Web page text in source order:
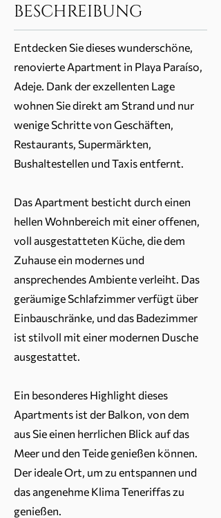
BESCHREIBUNG
Entdecken Sie dieses wunderschöne,
renovierte Apartment in Playa Paraíso,
Adeje. Dank der exzellenten Lage
wohnen Sie direkt am Strand und nur
wenige Schritte von Geschäften,
Restaurants, Supermärkten,
Bushaltestellen und Taxis entfernt.
Das Apartment besticht durch einen
hellen Wohnbereich mit einer offenen,
voll ausgestatteten Küche, die dem
Zuhause ein modernes und
ansprechendes Ambiente verleiht. Das
geräumige Schlafzimmer verfügt über
Einbauschränke, und das Badezimmer
ist stilvoll mit einer modernen Dusche
ausgestattet.
Ein besonderes Highlight dieses
Apartments ist der Balkon, von dem
aus Sie einen herrlichen Blick auf das
Meer und den Teide genießen können.
Der ideale Ort, um zu entspannen und
das angenehme Klima Teneriffas zu
genießen.